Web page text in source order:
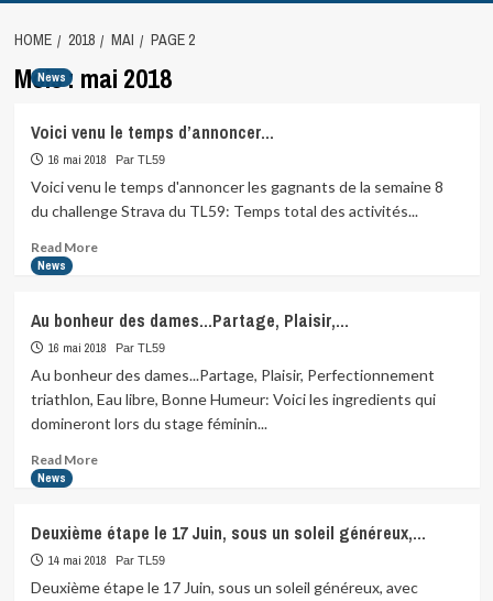
HOME 2018 MAI PAGE 2
Mois : mai 2018
News
Voici venu le temps d’annoncer…
16 mai 2018 Par TL59
Voici venu le temps d'annoncer les gagnants de la semaine 8
du challenge Strava du TL59: Temps total des activités...
Read MoreRead
venu
le
temps
News
Au bonheur des dames…Partage, Plaisir,…
16 mai 2018 Par TL59
Au bonheur des dames...Partage, Plaisir, Perfectionnement
triathlon, Eau libre, Bonne Humeur: Voici les ingredients qui
domineront lors du stage féminin...
Read MoreRead
bonheur
des
dames…
News
Deuxième étape le 17 Juin, sous un soleil généreux,…
14 mai 2018 Par TL59
Deuxième étape le 17 Juin, sous un soleil généreux, avec